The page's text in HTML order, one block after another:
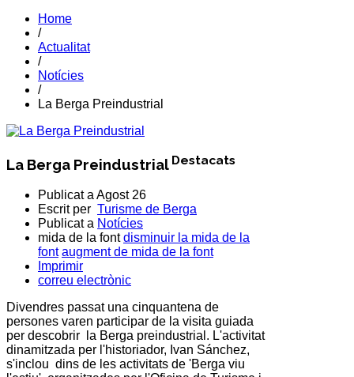
Home
/
Actualitat
/
Notícies
/
La Berga Preindustrial
La Berga Preindustrial Destacats
Publicat a Agost 26
Escrit per Turisme de Berga
Publicat a Notícies
mida de la font disminuir la mida de la
font augment de mida de la font
Imprimir
correu electrònic
Divendres passat una cinquantena de
persones varen participar de la visita guiada
per descobrir la Berga preindustrial. L'activitat
dinamitzada per l'historiador, Ivan Sánchez,
s'inclou dins de les activitats de 'Berga viu